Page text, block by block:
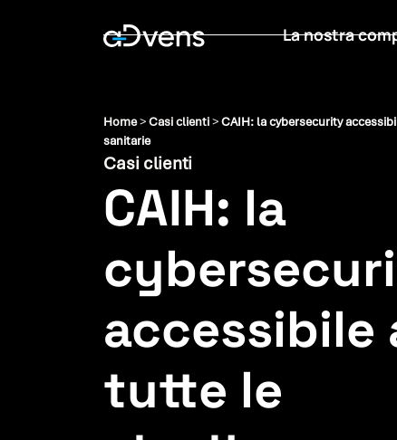
La nostra
Home>Casi clienti>CAIH: la cybersecurity
sanitarie
Casi clienti
CAIH: la
accessibile
tutte le